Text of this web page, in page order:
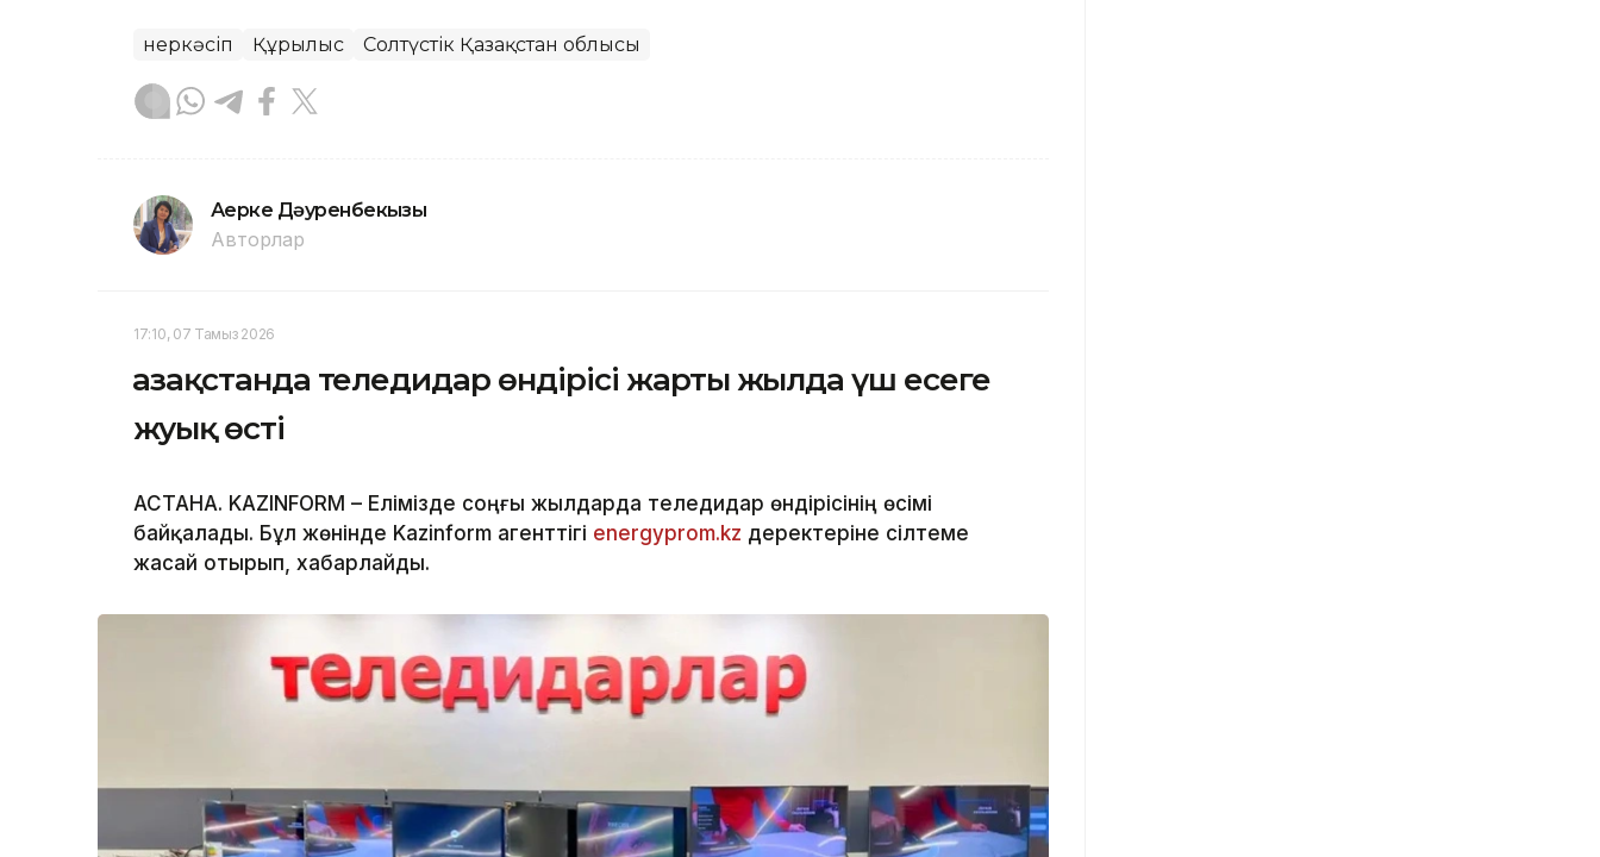
Өнеркәсіп Құрылыс Солтүстік Қазақстан облысы
Ақерке Дәуренбекқызы
Авторлар
17:10, 07 Тамыз 2026
Қазақстанда теледидар өндірісі жарты жылда үш есеге
жуық өсті
АСТАНА. KAZINFORM – Елімізде соңғы жылдарда теледидар өндірісінің өсімі
байқалады. Бұл жөнінде Kazinform агенттігі energyprom.kz деректеріне сілтеме
жасай отырып, хабарлайды.